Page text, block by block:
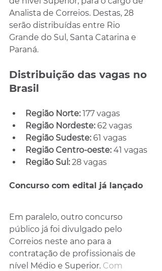
Analista de Correios. Destas, 28
serão distribuídas entre Rio
Grande do Sul, Santa Catarina e
Paraná.
Distribuição das vagas no
Brasil
Região Norte: 177 vagas
Região Nordeste: 62 vagas
Região Sudeste: 61 vagas
Região Centro-oeste: 41 vagas
Região Sul: 28 vagas
Concurso com edital já lançado
Em paralelo, outro concurso
público já foi divulgado pelo
Correios neste ano para a
contratação de profissionais de
nível Médio e Superior. Com